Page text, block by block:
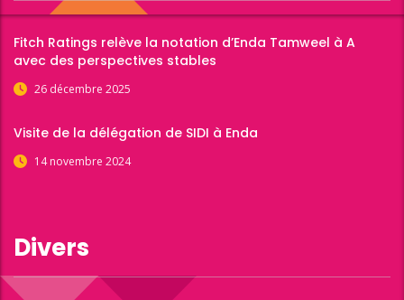
Fitch Ratings relève la notation d’Enda Tamweel à A
avec des perspectives stables
26 décembre 2025
Visite de la délégation de SIDI à Enda
14 novembre 2024
Divers